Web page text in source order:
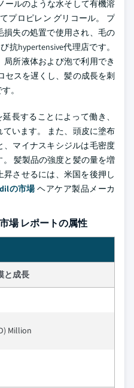
ールのような水そして有機溶
プロピレン グリコール。 プ
損失の処置で使用され、毛の
抗hypertensive代理店です。
所液体および泡で利用でき
セスを遅くし、髪の成長を刺
。
長することによって働き、
います。 また、頭皮に塗布
、マイナスキシジルは毛密度
髪製品の強度と髪の量を増
させるには、米国を後押し
の市場ヘアケア製品メーカ
場 レポートの属性
と成長
Million